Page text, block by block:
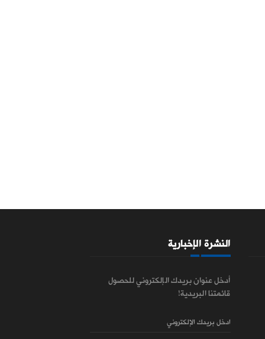
النشرة الإخبارية
أدخل عنوان بريدك الإلكتروني للحصول
قائمتنا البريدية!